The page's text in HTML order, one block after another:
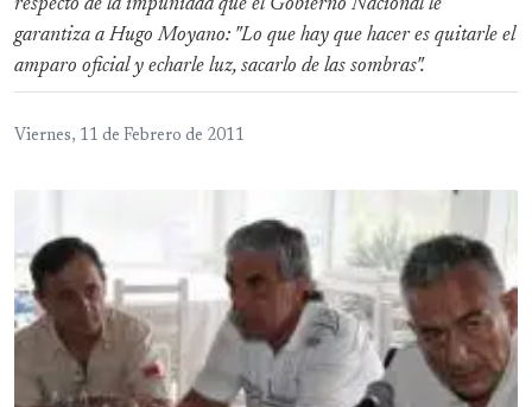
respecto de la impunidad que el Gobierno Nacional le
garantiza a Hugo Moyano: "Lo que hay que hacer es quitarle el
amparo oficial y echarle luz, sacarlo de las sombras".
Viernes, 11 de Febrero de 2011